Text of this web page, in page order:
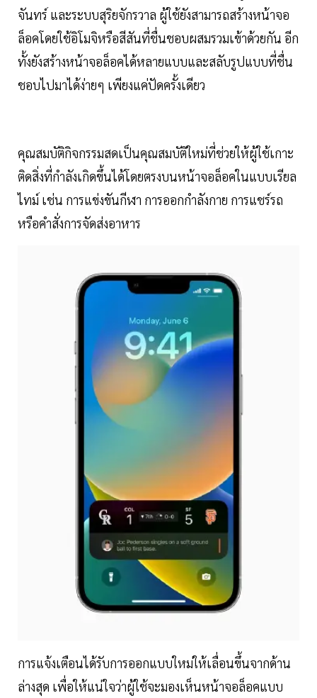
จันทร์ และระบบสุริยจักรวาล ผู้ใช้ยังสามารถสร้างหน้าจอ
ล็อคโดยใช้อิโมจิหรือสีสันที่ชื่นชอบผสมรวมเข้าด้วยกัน อีก
ทั้งยังสร้างหน้าจอล็อคได้หลายแบบและสลับรูปแบบที่ชื่น
ชอบไปมาได้ง่ายๆ เพียงแค่ปัดครั้งเดียว
คุณสมบัติกิจกรรมสดเป็นคุณสมบัติใหม่ที่ช่วยให้ผู้ใช้เกาะ
ติดสิ่งที่กำลังเกิดขึ้นได้โดยตรงบนหน้าจอล็อคในแบบเรียล
ไทม์ เช่น การแข่งขันกีฬา การออกกำลังกาย การแชร์รถ
หรือคำสั่งการจัดส่งอาหาร
การแจ้งเตือนได้รับการออกแบบใหม่ให้เลื่อนขึ้นจากด้าน
ล่างสุด เพื่อให้แน่ใจว่าผู้ใช้จะมองเห็นหน้าจอล็อคแบบ